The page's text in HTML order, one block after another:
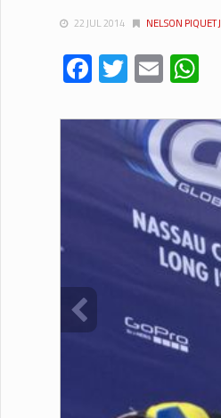
22 JUL 2014 NELSON PIQUET
Facebook
Twitter
Email